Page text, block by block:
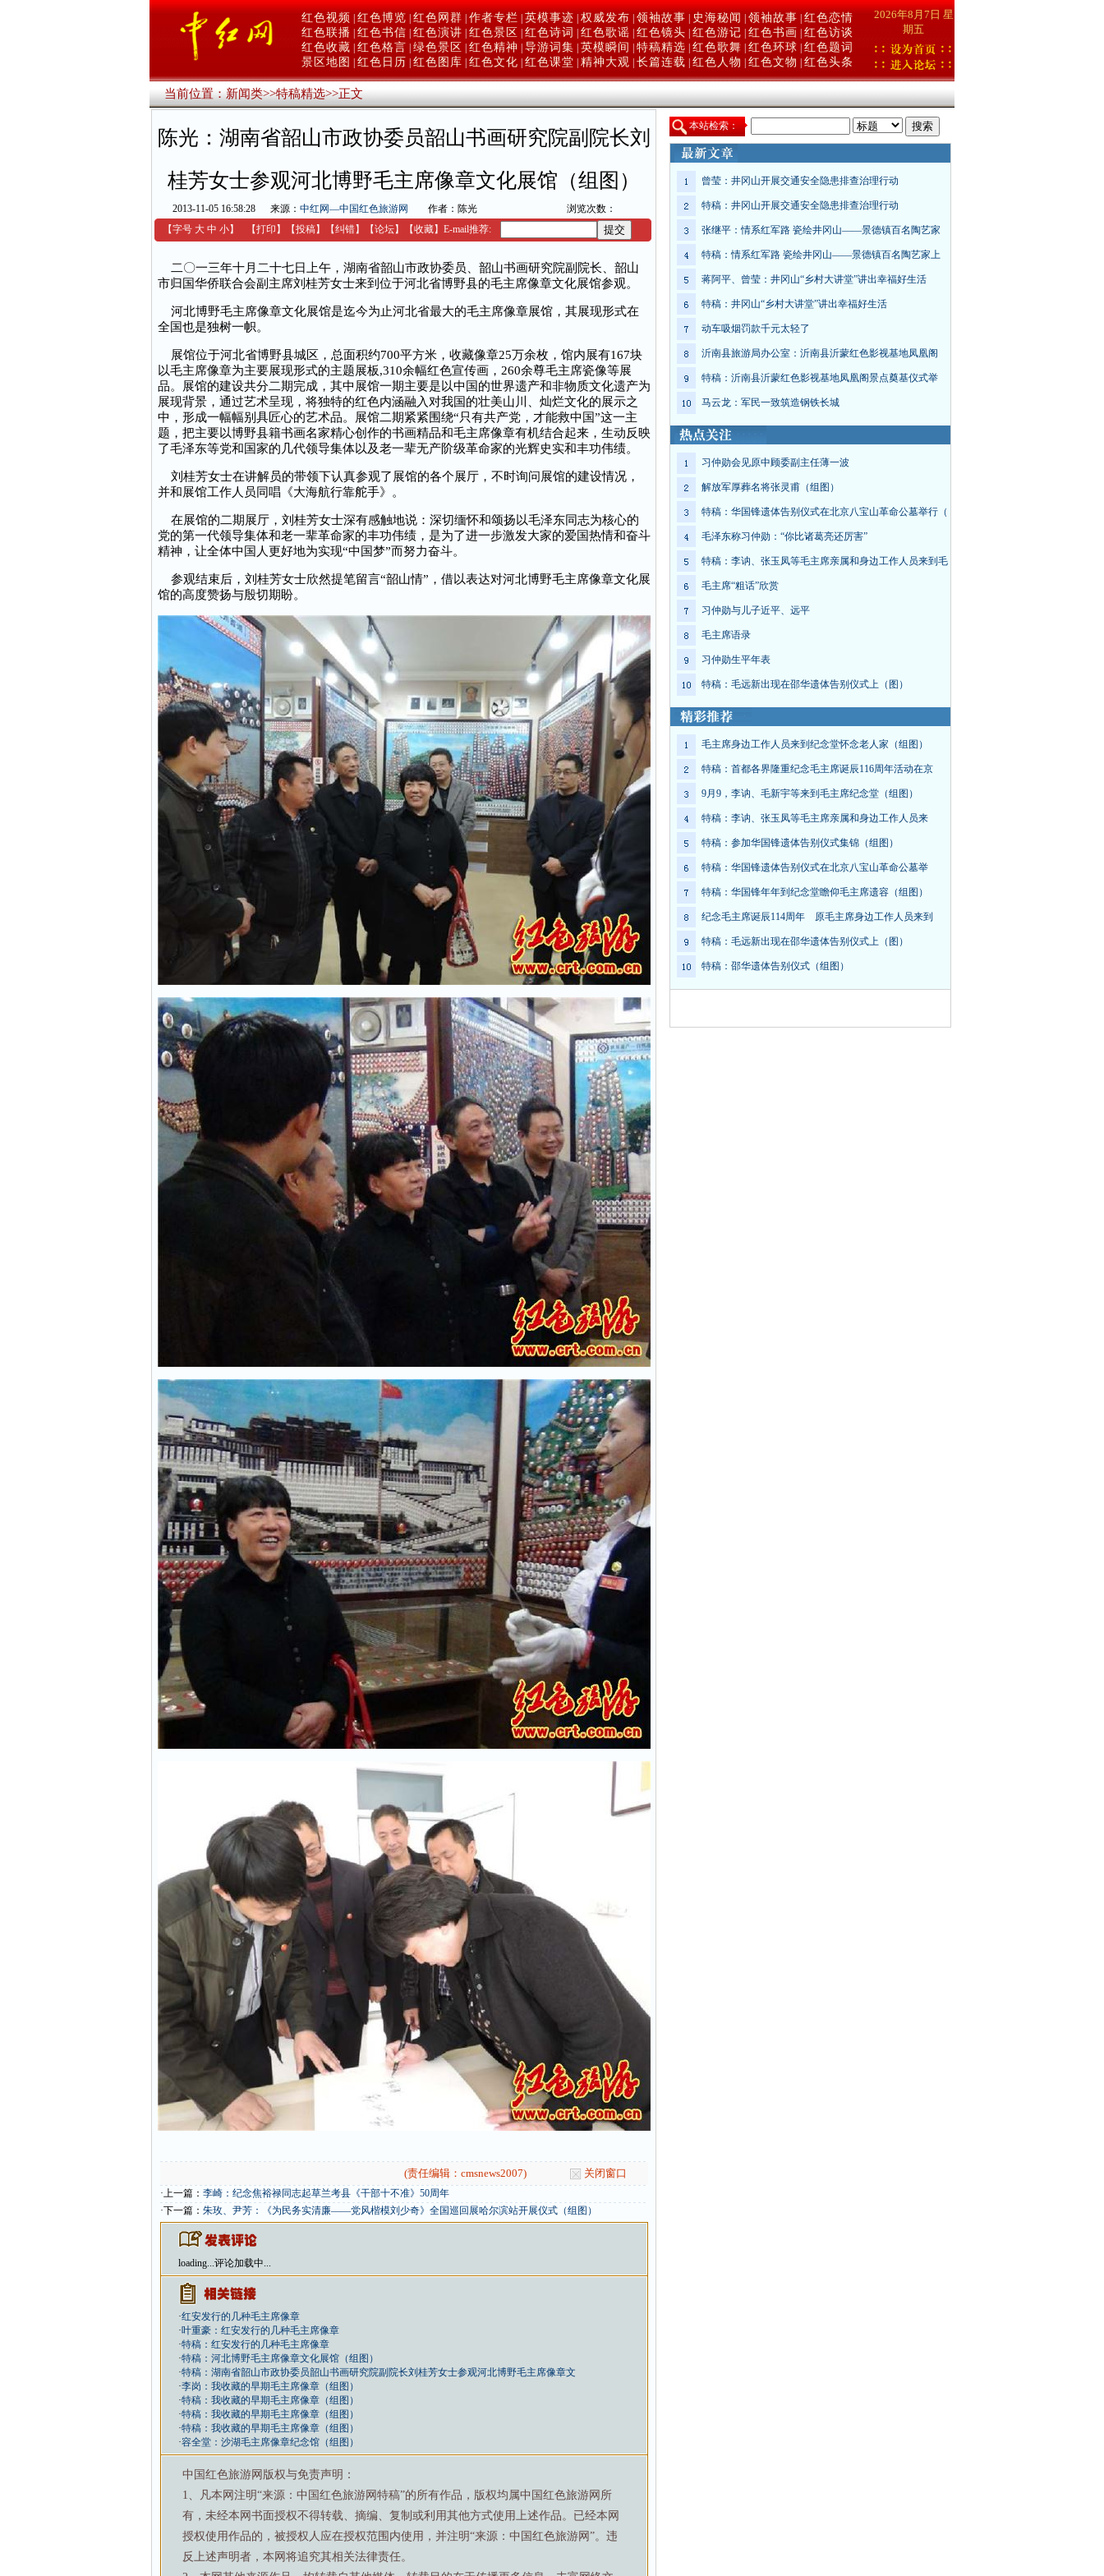
红色视频 红色博览 红色网群 作者专栏 英模事迹 权威发布 领袖故事 史海秘闻 领袖故事 红色恋情
红色联播 红色书信 红色演讲 红色景区 红色诗词 红色歌谣 红色镜头 红色游记 红色书画
红色访谈
红色收藏 红色格言 绿色景区 红色精神 导游词集 英模瞬间 特稿精选 红色歌舞 红色环球 红色题词
景区地图
红色日历 红色图库 红色文化 红色课堂 精神大观 长篇连载 红色人物 红色文物 红色头条
2026年8月7日 星
期五
当前位置：新闻类>>特稿精选>>正文
陈光：湖南省韶山市政协委员韶山书画研究院副院长刘
桂芳女士参观河北博野毛主席像章文化展馆（组图）
2013-11-05 16:58:28 来源： 中红网—中国红色旅游网 作者：陈光
浏览次数：
【字号 大 中 小】 【打印 】 【投稿】 【纠错】 【论坛】 【收藏】 E-mail推荐:
二〇一三年十月二十七日上午，湖南省韶山市政协委员、韶山书画研究院副院长、韶山
市归国华侨联合会副主席刘桂芳女士来到位于河北省博野县的毛主席像章文化展馆参观。
河北博野毛主席像章文化展馆是迄今为止河北省最大的毛主席像章展馆，其展现形式在
全国也是独树一帜。
展馆位于河北省博野县城区，总面积约700平方米，收藏像章25万余枚，馆内展有167块
以毛主席像章为主要展现形式的主题展板,310余幅红色宣传画，260余尊毛主席瓷像等展
品。展馆的建设共分二期完成，其中展馆一期主要是以中国的世界遗产和非物质文化遗产为
展现背景，通过艺术呈现，将独特的红色内涵融入对我国的壮美山川、灿烂文化的展示之
中，形成一幅幅别具匠心的艺术品。展馆二期紧紧围绕“只有共产党，才能救中国”这一主
题，把主要以博野县籍书画名家精心创作的书画精品和毛主席像章有机结合起来，生动反映
了毛泽东等党和国家的几代领导集体以及老一辈无产阶级革命家的光辉史实和丰功伟绩。
刘桂芳女士在讲解员的带领下认真参观了展馆的各个展厅，不时询问展馆的建设情况，
并和展馆工作人员同唱《大海航行靠舵手》。
在展馆的二期展厅，刘桂芳女士深有感触地说：深切缅怀和颂扬以毛泽东同志为核心的
党的第一代领导集体和老一辈革命家的丰功伟绩，是为了进一步激发大家的爱国热情和奋斗
精神，让全体中国人更好地为实现“中国梦”而努力奋斗。
参观结束后，刘桂芳女士欣然提笔留言“韶山情”，借以表达对河北博野毛主席像章文化展
馆的高度赞扬与殷切期盼。
(责任编辑：cmsnews2007) 关闭窗口
·上一篇： 李崎：纪念焦裕禄同志起草兰考县《干部十不准》50周年
·下一篇： 朱玫、尹芳：《为民务实清廉——党风楷模刘少奇》全国巡回展哈尔滨站开展仪式（组图）
loading...评论加载中...
·红安发行的几种毛主席像章
·叶重豪：红安发行的几种毛主席像章
·特稿：红安发行的几种毛主席像章
·特稿：河北博野毛主席像章文化展馆（组图）
·特稿：湖南省韶山市政协委员韶山书画研究院副院长刘桂芳女士参观河北博野毛主席像章文
·李岗：我收藏的早期毛主席像章（组图）
·特稿：我收藏的早期毛主席像章（组图）
·特稿：我收藏的早期毛主席像章（组图）
·特稿：我收藏的早期毛主席像章（组图）
·容全堂：沙湖毛主席像章纪念馆（组图）
中国红色旅游网版权与免责声明：
1、凡本网注明“来源：中国红色旅游网特稿”的所有作品，版权均属中国红色旅游网所
有，未经本网书面授权不得转载、摘编、复制或利用其他方式使用上述作品。已经本网
授权使用作品的，被授权人应在授权范围内使用，并注明“来源：中国红色旅游网”。违
反上述声明者，本网将追究其相关法律责任。
本站检索：
曾莹：井冈山开展交通安全隐患排查治理行动
特稿：井冈山开展交通安全隐患排查治理行动
张继平：情系红军路 瓷绘井冈山——景德镇百名陶艺家
特稿：情系红军路 瓷绘井冈山——景德镇百名陶艺家上
蒋阿平、曾莹：井冈山“乡村大讲堂”讲出幸福好生活
特稿：井冈山“乡村大讲堂”讲出幸福好生活
动车吸烟罚款千元太轻了
沂南县旅游局办公室：沂南县沂蒙红色影视基地凤凰阁
特稿：沂南县沂蒙红色影视基地凤凰阁景点奠基仪式举
马云龙：军民一致筑造钢铁长城
习仲勋会见原中顾委副主任薄一波
解放军厚葬名将张灵甫（组图）
特稿：华国锋遗体告别仪式在北京八宝山革命公墓举行（
毛泽东称习仲勋：“你比诸葛亮还厉害”
特稿：李讷、张玉凤等毛主席亲属和身边工作人员来到毛
毛主席“粗话”欣赏
习仲勋与儿子近平、远平
毛主席语录
习仲勋生平年表
特稿：毛远新出现在邵华遗体告别仪式上（图）
毛主席身边工作人员来到纪念堂怀念老人家（组图）
特稿：首都各界隆重纪念毛主席诞辰116周年活动在京
9月9，李讷、毛新宇等来到毛主席纪念堂（组图）
特稿：李讷、张玉凤等毛主席亲属和身边工作人员来
特稿：参加华国锋遗体告别仪式集锦（组图）
特稿：华国锋遗体告别仪式在北京八宝山革命公墓举
特稿：华国锋年年到纪念堂瞻仰毛主席遗容（组图）
纪念毛主席诞辰114周年 原毛主席身边工作人员来到
特稿：毛远新出现在邵华遗体告别仪式上（图）
特稿：邵华遗体告别仪式（组图）